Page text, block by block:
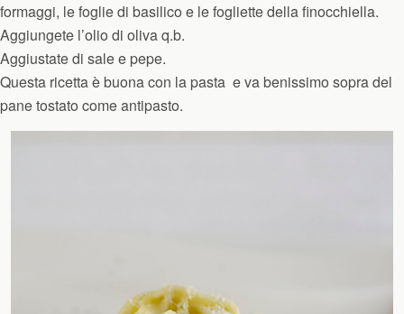
formaggi, le foglie di basilico e le fogliette della finocchiella.
Aggiungete l’olio di oliva q.b.
Aggiustate di sale e pepe.
Questa ricetta è buona con la pasta e va benissimo sopra del
pane tostato come antipasto.